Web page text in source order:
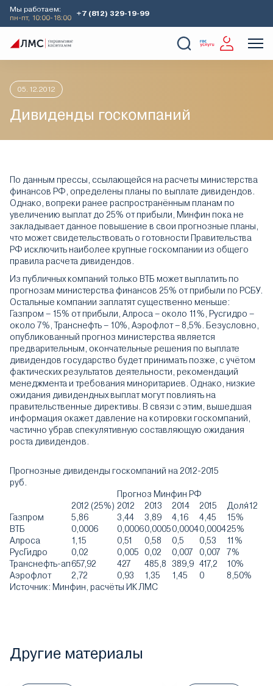
Мы работаем:
пн-пт, 10:00-18:00
+7 (812) 329-19-99
Главная Аналитика
05.12.2012
Дивиденды госкомпаний
По данным прессы, ссылающейся на расчеты министерства
финансов РФ, определены планы по выплате дивидендов.
Однако, вопреки ранее распространённым планам по
увеличению выплат до 25% от прибыли, Минфин пока не
закладывает данное повышение в свои прогнозные планы,
что может свидетельствовать о готовности Правительства
РФ исключить наиболее крупные госкомпании из общего
правила расчета дивидендов.
Из публичных компаний только ВТБ может выплатить по
прогнозам министерства финансов 25% от прибыли по РСБУ.
Остальные компании заплатят существенно меньше:
Газпром – 15% от прибыли, Алроса – около 11%, Русгидро –
около 7%, Транснефть – 10%, Аэрофлот – 8,5%. Безусловно,
опубликованный прогноз министерства является
предварительным, окончательные решения по выплате
дивидендов государство будет принимать позже, с учётом
фактических результатов деятельности, рекомендаций
менеджмента и требования миноритариев. Однако, низкие
ожидания дивидендных выплат могут повлиять на
правительственные директивы. В связи с этим, вышедшая
информация окажет давление на котировки госкомпаний,
частично убрав спекулятивную составляющую ожидания
роста дивидендов.
Прогнозные дивиденды госкомпаний на 2012-2015
руб.
Прогноз Минфин РФ
2012 (25%) 2012 2013 2014 2015
Доля`12
Газпром
5,86 3,44 3,89 4,16 4,45
15%
ВТБ
0,0006 0,00060,00050,00040,000425%
Алроса
1,15 0,51 0,58 0,5 0,53
11%
РусГидро
0,02 0,005 0,02 0,007 0,007
7%
Транснефть-ап657,92 427 485,8 389,9 417,2
10%
Аэрофлот
2,72 0,93 1,35 1,45 0
8,50%
Источник: Минфин, расчёты ИК ЛМС
Другие материалы